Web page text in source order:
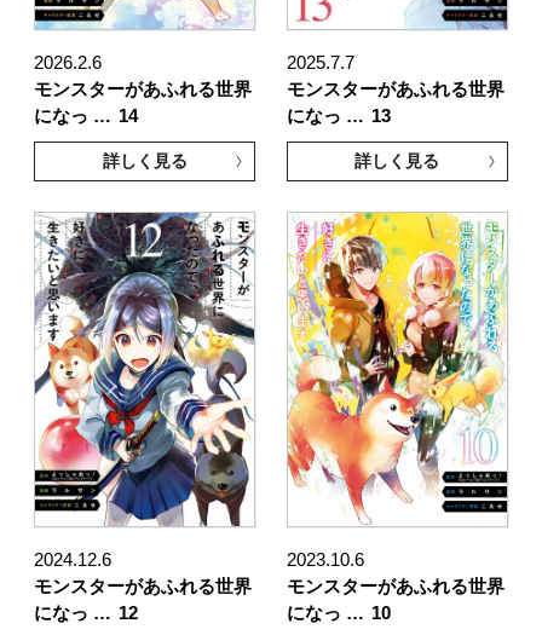
2026.2.6
モンスターがあふれる世界
になっ … 14
詳しく見る
2025.7.7
モンスターがあふれる世界
になっ … 13
詳しく見る
2024.12.6
モンスターがあふれる世界
になっ … 12
2023.10.6
モンスターがあふれる世界
になっ … 10